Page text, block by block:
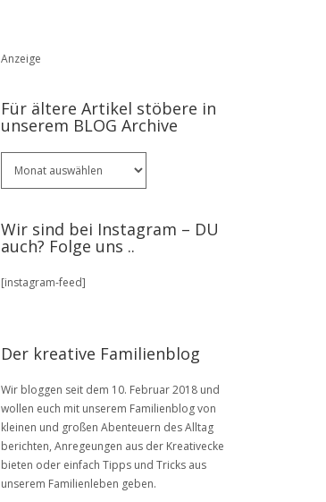
Anzeige
Für ältere Artikel stöbere in
unserem BLOG Archive
ältere
in
unserem
Archive
Wir sind bei Instagram – DU
auch? Folge uns ..
[instagram-feed]
Der kreative Familienblog
Wir bloggen seit dem 10. Februar 2018 und
wollen euch mit unserem Familienblog von
kleinen und großen Abenteuern des Alltag
berichten, Anregeungen aus der Kreativecke
bieten oder einfach Tipps und Tricks aus
unserem Familienleben geben.